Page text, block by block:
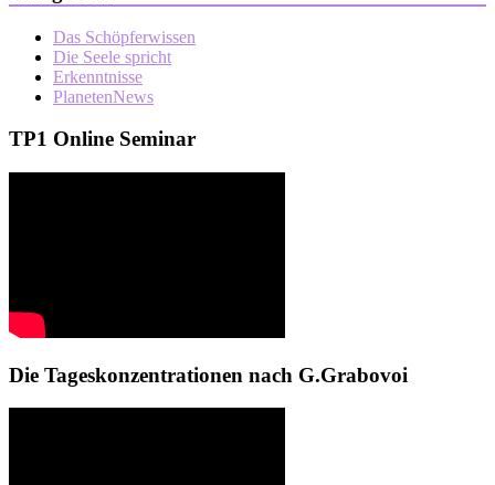
Das Schöpferwissen
Die Seele spricht
Erkenntnisse
PlanetenNews
TP1 Online Seminar
Die Tageskonzentrationen nach G.Grabovoi